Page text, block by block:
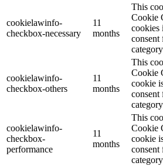
cookielawinfo-
checkbox-necessary
11
months
This
Cookie
cookies
consent
cookielawinfo-
checkbox-others
11
months
This
Cookie
cookie
consent
cookielawinfo-
checkbox-
performance
11
months
This
Cookie
cookie
consent